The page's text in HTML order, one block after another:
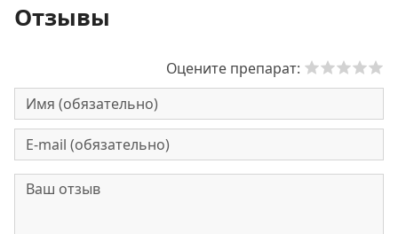
Отзывы
Оцените препарат: